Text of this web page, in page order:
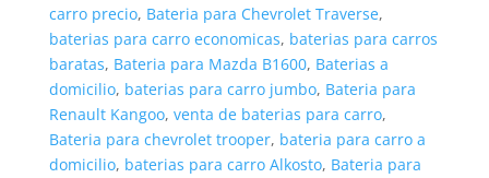
carro precio, Bateria para Chevrolet Traverse,
baterias para carro economicas, baterias para carros
baratas, Bateria para Mazda B1600, Baterias a
domicilio, baterias para carro jumbo, Bateria para
Renault Kangoo, venta de baterias para carro,
Bateria para chevrolet trooper, bateria para carro a
domicilio, baterias para carro Alkosto, Bateria para